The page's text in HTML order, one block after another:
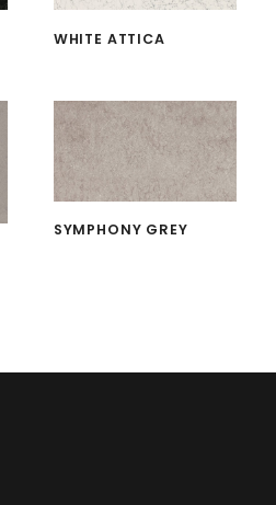
WHITE ATTICA
SYMPHONY GREY